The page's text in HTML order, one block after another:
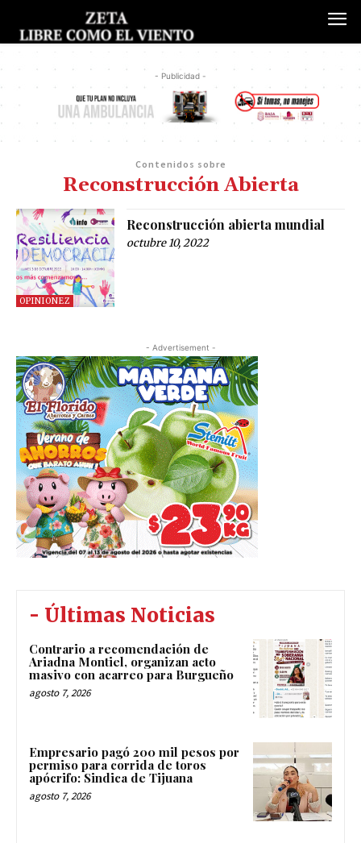
- Publicidad -
Contenidos sobre
Reconstrucción Abierta
OPINIONEZ
Reconstrucción abierta mundial
octubre 10, 2022
- Advertisement -
- Últimas Noticias
Contrario a recomendación de
Ariadna Montiel, organizan acto
masivo con acarreo para Burgueño
agosto 7, 2026
Empresario pagó 200 mil pesos por
permiso para corrida de toros
apócrifo: Sindica de Tijuana
agosto 7, 2026